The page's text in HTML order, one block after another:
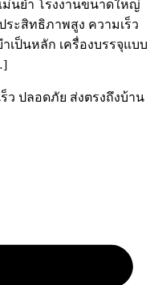
นยำ โรงงานขนาดใหญ่
ระสิทธิภาพสูง ความเร็ว
เป็นหลัก เครื่องบรรจุแบบ
ว ปลอดภัย ส่งตรงถึงบ้าน